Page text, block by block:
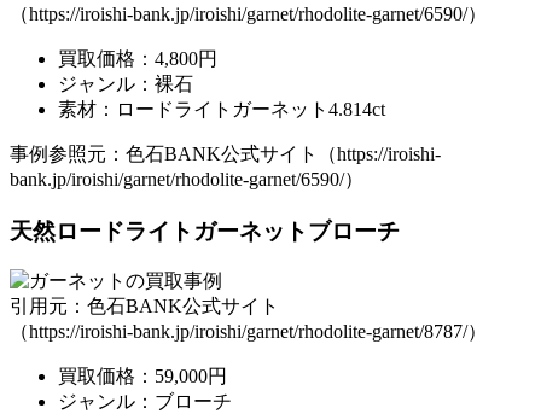
（https://iroishi-bank.jp/iroishi/garnet/rhodolite-garnet/6590/）
買取価格：4,800円
ジャンル：裸石
素材：ロードライトガーネット4.814ct
事例参照元：色石BANK公式サイト（https://iroishi-
bank.jp/iroishi/garnet/rhodolite-garnet/6590/）
天然ロードライトガーネットブローチ
引用元：色石BANK公式サイト
（https://iroishi-bank.jp/iroishi/garnet/rhodolite-garnet/8787/）
買取価格：59,000円
ジャンル：ブローチ